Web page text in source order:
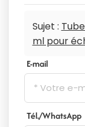
Sujet :
ml pour
E-mail
Tél./WhatsApp